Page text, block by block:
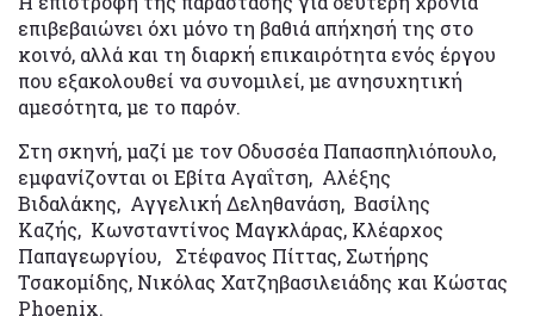
επιβεβαιώνει όχι μόνο τη βαθιά απήχησή της στο
κοινό, αλλά και τη διαρκή επικαιρότητα ενός έργου
που εξακολουθεί να συνομιλεί, με ανησυχητική
αμεσότητα, με το παρόν.
Στη σκηνή, μαζί με τον Οδυσσέα Παπασπηλιόπουλο,
εμφανίζονται οι Εβίτα Αγαΐτση, Αλέξης
Βιδαλάκης, Αγγελική Δεληθανάση, Βασίλης
Καζής, Κωνσταντίνος Μαγκλάρας, Κλέαρχος
Παπαγεωργίου, Στέφανος Πίττας, Σωτήρης
Τσακομίδης, Νικόλας Χατζηβασιλειάδης και Κώστας
Phoenix.